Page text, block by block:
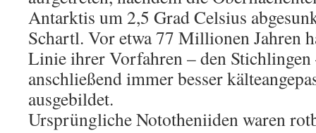
Antarktis um 2,5 Grad Celsius
Schartl. Vor etwa 77 Millionen Jahren
Linie ihrer Vorfahren – den
anschließend immer besser
ausgebildet.
Ursprüngliche Nototheniiden waren